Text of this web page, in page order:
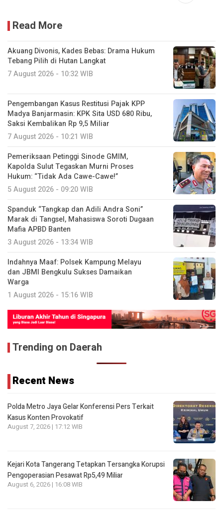
Read More
Akuang Divonis, Kades Bebas: Drama Hukum
Tebang Pilih di Hutan Langkat
7 August 2026 - 10:32 WIB
Pengembangan Kasus Restitusi Pajak KPP
Madya Banjarmasin: KPK Sita USD 680 Ribu,
Saksi Kembalikan Rp 9,5 Miliar
7 August 2026 - 10:21 WIB
Pemeriksaan Petinggi Sinode GMIM,
Kapolda Sulut Tegaskan Murni Proses
Hukum: “Tidak Ada Cawe-Cawe!”
5 August 2026 - 09:20 WIB
Spanduk “Tangkap dan Adili Andra Soni”
Marak di Tangsel, Mahasiswa Soroti Dugaan
Mafia APBD Banten
3 August 2026 - 13:34 WIB
Indahnya Maaf: Polsek Kampung Melayu
dan JBMI Bengkulu Sukses Damaikan
Warga
1 August 2026 - 15:16 WIB
Trending on Daerah
Recent News
Polda Metro Jaya Gelar Konferensi Pers Terkait
Kasus Konten Provokatif
August 7, 2026 | 17:12 WIB
Kejari Kota Tangerang Tetapkan Tersangka Korupsi
Pengoperasian Pesawat Rp5,49 Miliar
August 6, 2026 | 16:08 WIB